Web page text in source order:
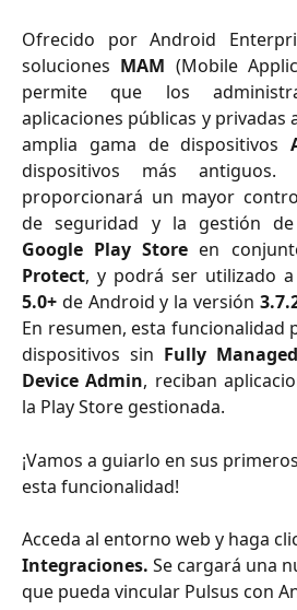
Ofrecido por Android
soluciones MAM (Mobile
permite que los
aplicaciones públicas y privadas
amplia gama de dispositivos
dispositivos más antiguos.
proporcionará un mayor
de seguridad y la gestión
Google Play Storeen
Protect, y podrá ser utilizado
5.0+ de Android y la versión
En resumen, esta funcionalidad
dispositivos sin Fully Managed
Device Admin, reciban
la Play Store gestionada.
¡Vamos a guiarlo en sus
esta funcionalidad!
Acceda al entorno web y haga
Integraciones. Se cargará una
que pueda vincular Pulsus con